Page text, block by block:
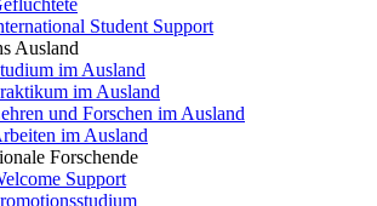
Student Support
Ausland
im Ausland
im Ausland
und Forschen im Ausland
im Ausland
Forschende
Support